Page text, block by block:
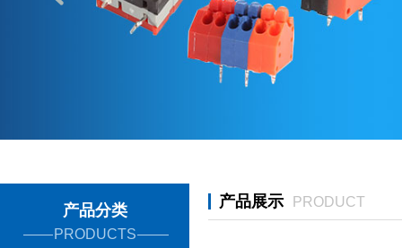
产品分类
PRODUCTS
产品展示 PRODUCT